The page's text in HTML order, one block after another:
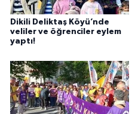
Dikili Deliktaş Köyü’nde
veliler ve öğrenciler eylem
yaptı!